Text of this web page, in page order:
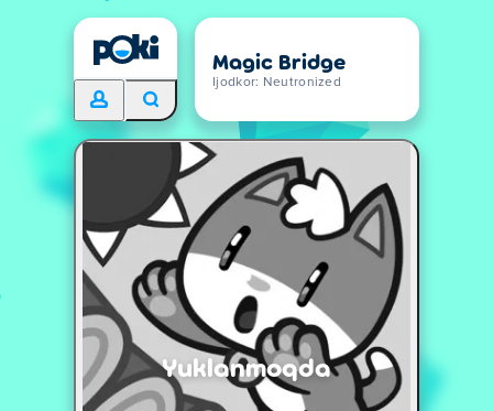
Magic Bridge
Ijodkor: Neutronized
Yuklanmoqda